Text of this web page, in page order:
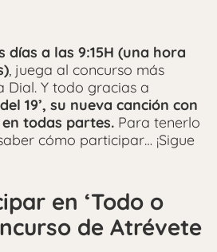
días a las 9:15H (una hora
, juega al concurso más
Dial. Y todo gracias a
19’, su nueva canción con
todas partes. Para tenerlo
cómo participar… ¡Sigue
en ‘Todo o
de Atrévete